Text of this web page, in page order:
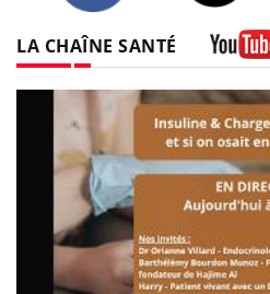
LA CHAÎNE SANTÉ